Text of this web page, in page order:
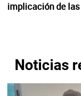
implicación de
Noticias